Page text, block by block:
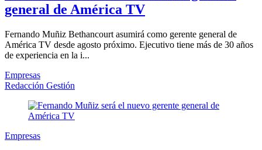
general de América TV
Fernando Muñiz Bethancourt asumirá como gerente general de
América TV desde agosto próximo. Ejecutivo tiene más de 30 años
de experiencia en la i...
Empresas
Redacción Gestión
Empresas